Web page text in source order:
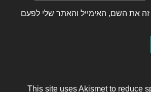
את השם, האימייל והאתר שלי לפעם
This site uses Akismet to reduce